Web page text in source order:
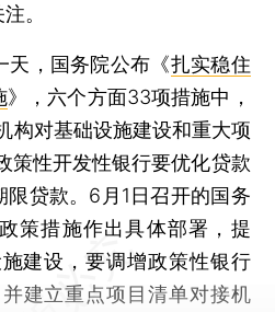
。
，国务院公布《扎实稳住
》，六个方面33项措施中，
构对基础设施建设和重大项
策性开发性银行要优化贷款
贷款。6月1日召开的国务
策措施作出具体部署，提
建设，要调增政策性银行
建立重点项目清单对接机